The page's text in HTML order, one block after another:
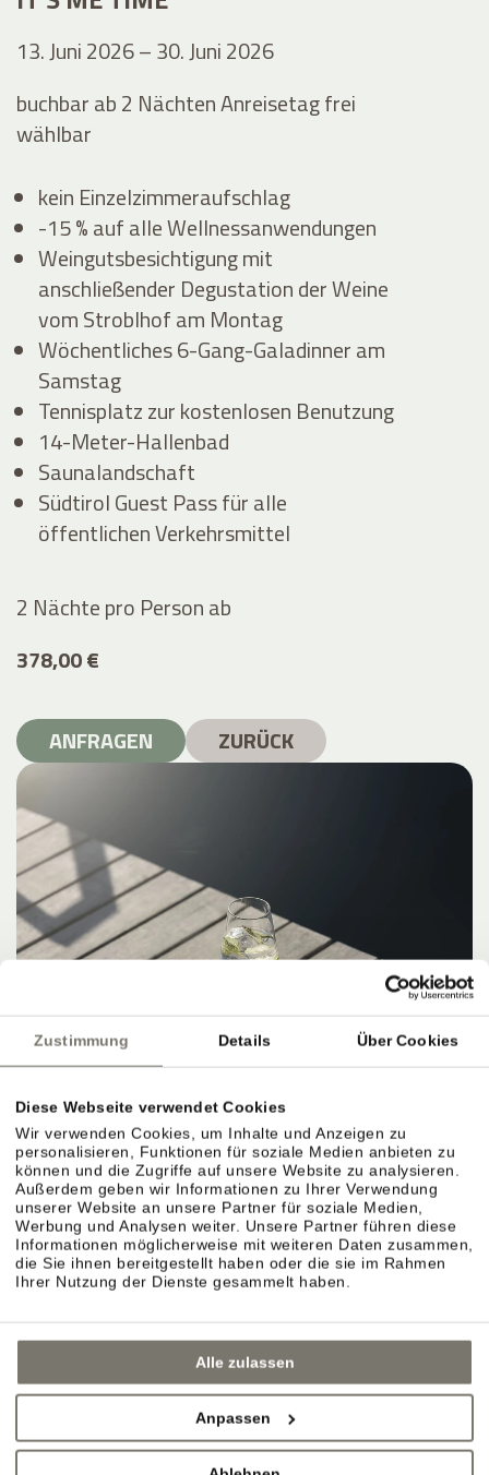
Zustimmung Details Über Cookies
Diese Webseite verwendet Cookies
Wir verwenden Cookies, um Inhalte und Anzeigen zu
personalisieren, Funktionen für soziale Medien anbieten zu
können und die Zugriffe auf unsere Website zu analysieren.
Außerdem geben wir Informationen zu Ihrer Verwendung
unserer Website an unsere Partner für soziale Medien,
Werbung und Analysen weiter. Unsere Partner führen diese
Informationen möglicherweise mit weiteren Daten zusammen,
die Sie ihnen bereitgestellt haben oder die sie im Rahmen
Ihrer Nutzung der Dienste gesammelt haben.
Alle zulassen
Anpassen
13. Juni 2026 – 30. Juni 2026
buchbar ab 2 Nächten Anreisetag frei
wählbar
kein Einzelzimmeraufschlag
-15 % auf alle Wellnessanwendungen
Weingutsbesichtigung mit
anschließender Degustation der Weine
vom Stroblhof am Montag
Wöchentliches 6-Gang-Galadinner am
Samstag
Tennisplatz zur kostenlosen Benutzung
14-Meter-Hallenbad
Saunalandschaft
Südtirol Guest Pass für alle
öffentlichen Verkehrsmittel
2 Nächte pro Personab
378,00 €
ANFRAGEN ZURÜCK